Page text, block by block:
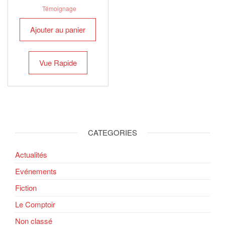
Témoignage
Ajouter au panier
Vue Rapide
CATEGORIES
Actualités
Evénements
Fiction
Le Comptoir
Non classé